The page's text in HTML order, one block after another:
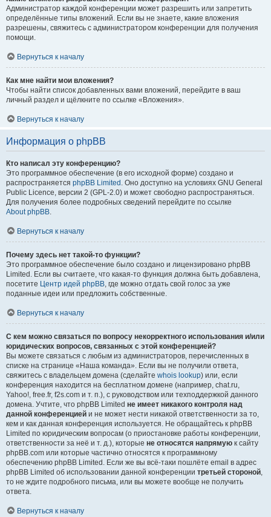
Администратор каждой конференции может разрешить или запретить
определённые типы вложений. Если вы не знаете, какие вложения
разрешены, свяжитесь с администратором конференции для получения
помощи.
Вернуться к началу
Как мне найти мои вложения?
Чтобы найти список добавленных вами вложений, перейдите в ваш
личный раздел и щёлкните по ссылке «Вложения».
Вернуться к началу
Информация о phpBB
Кто написал эту конференцию?
Это программное обеспечение (в его исходной форме) создано и
распространяется phpBB Limited . Оно доступно на условиях GNU General
Public Licence, версии 2 (GPL-2.0) и может свободно распространяться.
Для получения более подробных сведений перейдите по ссылке
About phpBB.
Вернуться к началу
Почему здесь нет такой-то функции?
Это программное обеспечение было создано и лицензировано phpBB
Limited. Если вы считаете, что какая-то функция должна быть добавлена,
посетите Центр идей phpBB, где можно отдать свой голос за уже
поданные идеи или предложить собственные.
Вернуться к началу
С кем можно связаться по вопросу некорректного использования и/или
юридических вопросов, связанных с этой конференцией?
Вы можете связаться с любым из администраторов, перечисленных в
списке на странице «Наша команда». Если вы не получили ответа,
свяжитесь с владельцем домена (сделайте whois lookup) или, если
конференция находится на бесплатном домене (например, chat.ru,
Yahoo!, free.fr, f2s.com и т. п.), с руководством или техподдержкой данного
домена. Учтите, что phpBB Limited не имеет никакого контроля над
данной конференцией и не может нести никакой ответственности за то,
кем и как данная конференция используется. Не обращайтесь к phpBB
Limited по юридическим вопросам (о приостановке работы конференции,
ответственности за неё и т. д.), которые не относятся напрямую к сайту
phpBB.com или которые частично относятся к программному
обеспечению phpBB Limited. Если же вы всё-таки пошлёте email в адрес
phpBB Limited об использовании данной конференции третьей стороной,
то не ждите подробного письма, или вы можете вообще не получить
ответа.
Вернуться к началу